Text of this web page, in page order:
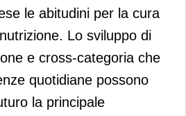
le abitudini per la cura
Lo sviluppo di
e cross-categoria che
quotidiane possono
la principale